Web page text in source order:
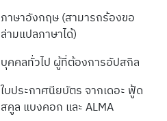
ภาษาอังกฤษ (สามารถร้องขอ
ล่ามแปลภาษาได้)
บุคคลทั่วไป ผู้ที่ต้องการอัปสกิล
ใบประกาศนียบัตร จากเดอะ ฟู้ด
สคูล แบงคอก และ ALMA